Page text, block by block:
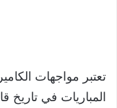
تعتبر مواجهات
المباريات في تاريخ